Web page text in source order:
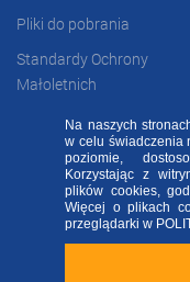
Sprawdź
Pliki do pobrania
Standardy Ochrony
Małoletnich
ALL RIGHTS
FAQ
Na naszych
w celu świadczenia
poziomie,
Korzystając z
plików cookies,
Więcej o plikach
przeglądarki w